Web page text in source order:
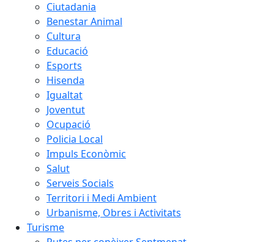
Ciutadania
Benestar Animal
Cultura
Educació
Esports
Hisenda
Igualtat
Joventut
Ocupació
Policia Local
Impuls Econòmic
Salut
Serveis Socials
Territori i Medi Ambient
Urbanisme, Obres i Activitats
Turisme